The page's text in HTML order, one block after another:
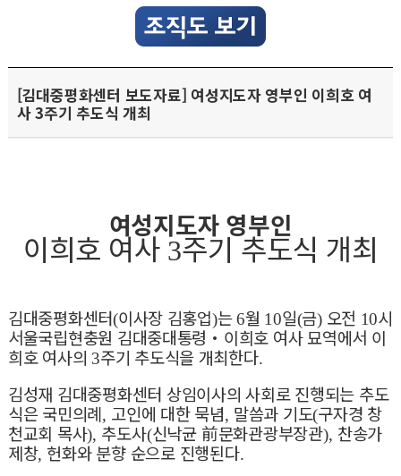
[김대중평화센터 보도자료] 여성지도자 영부인 이희호 여
사 3주기 추도식 개최
여성지도자 영부인
이희호 여사 3주기 추도식 개최
김대중평화센터(이사장 김홍업)는6월 10일(금) 오전 10시
서울국립현충원 김대중대통령 ・ 이희호 여사 묘역에서 이
희호 여사의 3주기 추도식을 개최한다.
김성재 김대중평화센터 상임이사의 사회로 진행되는 추도
식은 국민의례, 고인에 대한 묵념, 말씀과 기도(구자경 창
천교회 목사), 추도사(신낙균 前문화관광부장관), 찬송가
제창,헌화와 분향 순으로 진행된다.